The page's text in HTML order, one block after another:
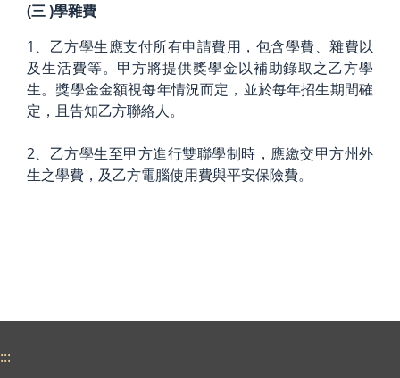
(三)學雜費
1、乙方學生應支付所有申請費用，包含學費、雜費以
及生活費等。甲方將提供獎學金以補助錄取之乙方學
生。獎學金金額視每年情況而定，並於每年招生期間確
定，且告知乙方聯絡人。
2、乙方學生至甲方進行雙聯學制時，應繳交甲方州外
生之學費，及乙方電腦使用費與平安保險費。
:::